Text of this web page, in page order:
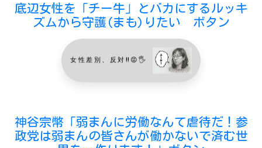
底辺女性を「チー牛」とバカにするルッキ
ズムから守護(まも)りたい ボタン
女性差別、反対‼️😡🖐️
神谷宗幣「弱まんに労働なんて虐待だ！参
政党は弱まんの皆さんが働かないで済む世